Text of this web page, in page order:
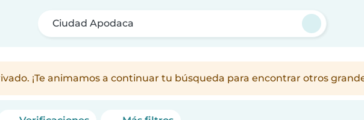
Ciudad Apodaca
¡Te animamos a continuar tu búsqueda para encontrar otros